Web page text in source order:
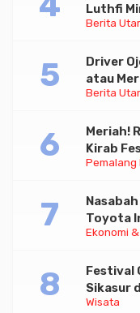
Berita
Luthfi
Berita
Driver
atau
Pemalang
Meriah!
Kirab
Ekonomi
Toyota
Wisata
Festival
Sikasur
Wisata